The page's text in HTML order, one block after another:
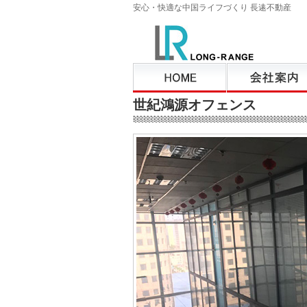
安心・快適な中国ライフづくり 長逺不動産
世紀鴻源オフェンス